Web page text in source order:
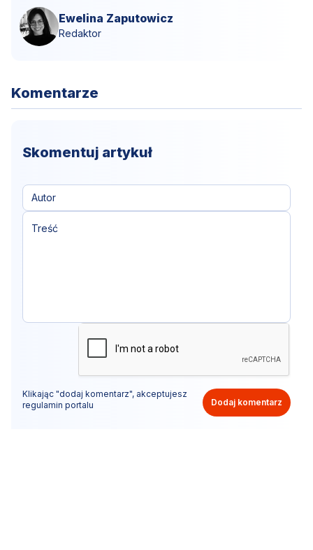
Ewelina Zaputowicz
Redaktor
Komentarze
Skomentuj artykuł
Klikając "dodaj komentarz", akceptujesz
regulamin portalu
Dodaj komentarz